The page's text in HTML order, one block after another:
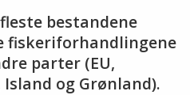
bestandene
fiskeriforhandlingene
parter (EU,
og Grønland).